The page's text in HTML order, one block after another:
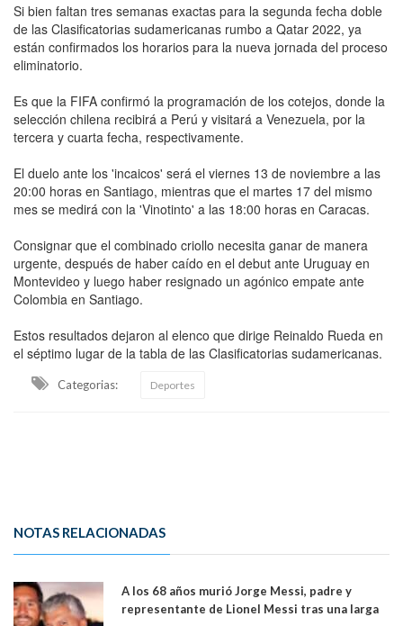
Si bien faltan tres semanas exactas para la segunda fecha doble
de las Clasificatorias sudamericanas rumbo a Qatar 2022, ya
están confirmados los horarios para la nueva jornada del proceso
eliminatorio.
Es que la FIFA confirmó la programación de los cotejos, donde la
selección chilena recibirá a Perú y visitará a Venezuela, por la
tercera y cuarta fecha, respectivamente.
El duelo ante los 'incaicos' será el viernes 13 de noviembre a las
20:00 horas en Santiago, mientras que el martes 17 del mismo
mes se medirá con la 'Vinotinto' a las 18:00 horas en Caracas.
Consignar que el combinado criollo necesita ganar de manera
urgente, después de haber caído en el debut ante Uruguay en
Montevideo y luego haber resignado un agónico empate ante
Colombia en Santiago.
Estos resultados dejaron al elenco que dirige Reinaldo Rueda en
el séptimo lugar de la tabla de las Clasificatorias sudamericanas.
Categorias: Deportes
NOTAS RELACIONADAS
A los 68 años murió Jorge Messi, padre y
representante de Lionel Messi tras una larga